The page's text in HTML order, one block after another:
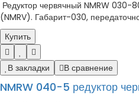
Редуктор червячный NMRW
(NMRV). Габарит-030,
Купить
В закладки В сравнение
NMRW 040-5 редуктор